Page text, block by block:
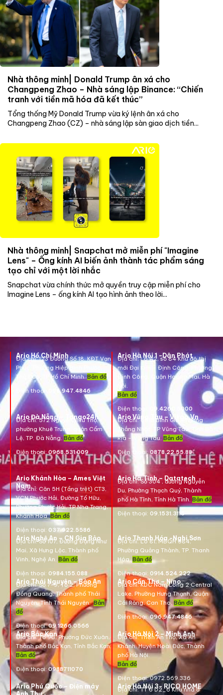
Nhà thông minh| Donald Trump ân xá cho
Changpeng Zhao – Nhà sáng lập Binance: “Chiến
tranh với tiền mã hóa đã kết thúc”
Tổng thống Mỹ Donald Trump vừa ký lệnh ân xá cho
Changpeng Zhao (CZ) – nhà sáng lập sàn giao dịch tiền...
Nhà thông minh| Snapchat mở miễn phí "Imagine
Lens" – Ống kính AI biến ảnh thành tác phẩm sáng
tạo chỉ với một lời nhắc
Snapchat vừa chính thức mở quyền truy cập miễn phí cho
Imagine Lens – ống kính AI tạo hình ảnh theo lời...
Ario Hồ Chí Minh
Địa chỉ:123 Đường Số 18, KĐT Vạn
Phúc, Phường Hiệp Bình Phước,
Thủ Đức, TP Hồ Chí Minh.Bản đồ
Điện thoại:
096.947.4846
Ario Hà Nội 1 -Dân Phát
Địa chỉ:Lô A2, số 84 Khu đô thị
mới Đại Kim – Định Công, Phường
Định Công, Quận Hoàng Mai, Hà
Nội.
Bản đồ
Điện thoại:
09.4260.5000
Ario Đà Nẵng – Tango24h
Địa chỉ: 572 Nguyễn Hữu Thọ,
phường Khuê Trung, quận Cẩm
Lệ, TP. Đà Nẵng.Bản đồ
Điện thoại:0968.531.009
Ario Vũng Tàu – Vikgo.Vn
Địa chỉ:661B Bình Giã, Phường
Thắng Nhất, TP Vũng Tàu, Tỉnh Bà
Rịa – Vũng Tàu. Bản đồ
Điện thoại:0878.22.55.88
Ario Khánh Hòa – Ames Việt
Nam
Địa chỉ: Căn 5H (Tầng trệt) CT3,
VCN Phước Hải, Đường Tố Hữu,
Phường Phước Hải, TP Nha Trang,
Khánh Hòa.Bản đồ
Điện thoại: 037.922.5586
Ario Hà Tĩnh – Datatech
Địa chỉ:Số 304 , đường Nguyễn
Du, Phường Thạch Quý, Thành
phố Hà Tĩnh, Tỉnh Hà Tĩnh.Bản đồ
Điện thoại: 09.1531.3116
Ario Nghệ An – CN Gia Bảo
Địa chỉ:Số 107, Đường Đặng Như
Mai, Xã Hưng Lộc, Thành phố
Vinh, Nghệ An. Bản đồ
Điện thoại: 0984.155.088
Ario Thanh Hóa -Nghi Sơn
Địa chỉ: Lô 81, MBQH 584,
Phường Quảng Thành, TP. Thanh
Hóa.Bản đồ
Điện thoại: 0914.524.222
Ario Thái Nguyên – Bảo An
Địa chỉ: Số 7-9, Tổ 2, Phường
Đồng Quang, Thành phố Thái
Nguyên, Tỉnh Thái Nguyên.Bản
đồ
Điện thoại:09.1266.0566
Ario Cần Thơ – Nino
Địa chỉ:KDC Nam Long 2 Central
Lake, Phường Hưng Thạnh, Quận
Cái Răng, Can Tho. Bản đồ
Điện thoại:096.947.4846
Ario Bắc Kạn
Địa chỉ:Tổ 9B, Phường Đức Xuân,
Thành phố Bắc Kạn, Tỉnh Bắc Kạn.
Bản đồ
Điện thoại: 0988711070
Ario Hà Nội 2 – Minh Anh
Địa chỉ:Thôn An Thọ, Xã An
Khánh, Huyện Hoài Đức, Thành
phố Hà Nội.
Bản đồ
Điện thoại:0972.569.336
Ario Phú Quốc – Điện máy
Ario Hà Nội 3- RICO HOME
Địa chỉ: TT 6 D2_6 Khu nhà ở